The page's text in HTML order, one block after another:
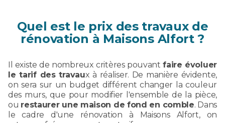
Quel est le prix des travaux de
rénovation à Maisons Alfort ?
Il existe de nombreux critères pouvantfaire évoluer
le tarif des travaux à réaliser. De manière évidente,
on sera sur un budget différent changer la couleur
des murs, que pour modifier l'ensemble de la pièce,
ou restaurer une maison de fond en comble. Dans
le cadre d'une rénovation à Maisons Alfort, on